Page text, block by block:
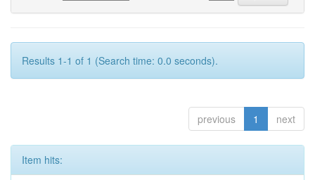
Results 1-1 of 1 (Search time: 0.0 seconds).
previous 1 next
Item hits: